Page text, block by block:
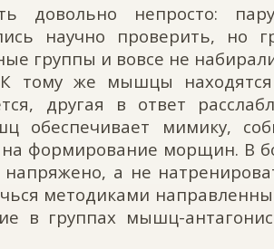
довольно непросто:
научно проверить, но
группы и вовсе не
К тому же мышцы
другая в ответ
обеспечивает мимику,
на формирование морщин. В
а не
методиками
в группах мышц-